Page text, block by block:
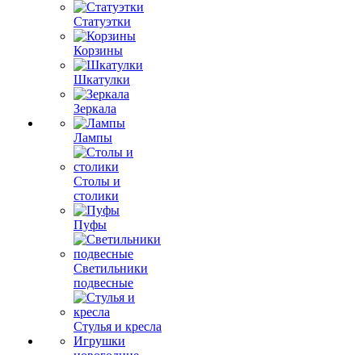
Статуэтки
Корзины
Шкатулки
Зеркала
Лампы
Столы и
столики
Пуфы
Светильники
подвесные
Стулья и кресла
Игрушки